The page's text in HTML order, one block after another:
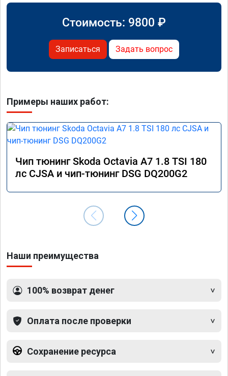
Стоимость: 9800 ₽
Записаться Задать вопрос
Примеры наших работ:
Чип тюнинг Skoda Octavia A7 1.8 TSI 180
лс CJSA и чип-тюнинг DSG DQ200G2
Наши преимущества
100% возврат денег
Оплата после проверки
Сохранение ресурса